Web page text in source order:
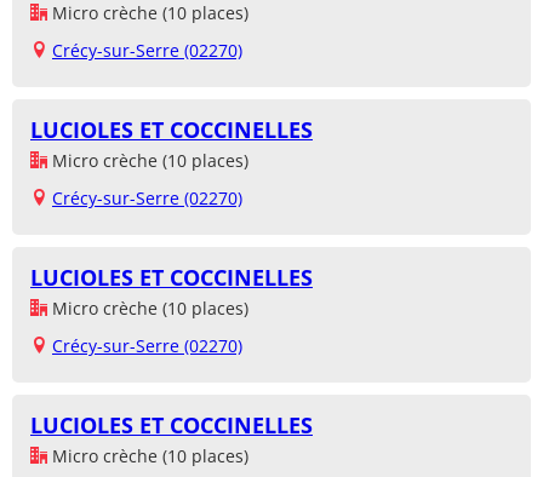
Micro crèche (10 places)
Crécy-sur-Serre (02270)
LUCIOLES ET COCCINELLES
Micro crèche (10 places)
Crécy-sur-Serre (02270)
LUCIOLES ET COCCINELLES
Micro crèche (10 places)
Crécy-sur-Serre (02270)
LUCIOLES ET COCCINELLES
Micro crèche (10 places)